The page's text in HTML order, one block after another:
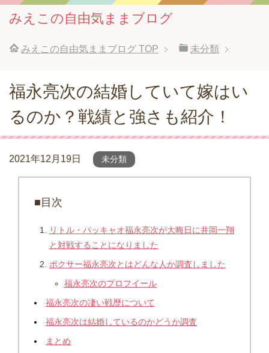
みえこの自由気ままブログ
みえこの自由気ままブログ TOP 未分類
福永亮次の結婚していて嫁はい
るのか？戦績と強さも紹介！
2021年12月19日 未分類
■目次
リトル・パッキャオ福永亮次が大晦日に井岡一翔
と対戦することになりました
ボクサー福永亮次とはどんな人か調査しました
福永亮次のプロフイール
福永亮次の凄い戦歴について
福永亮次は結婚しているのかどうか調査
まとめ